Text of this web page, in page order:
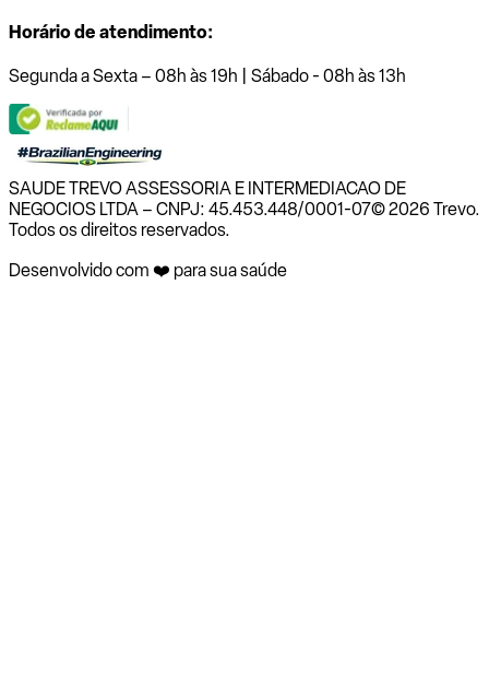
Horário de atendimento:
Segunda a Sexta – 08h às 19h | Sábado - 08h às 13h
SAUDE TREVO ASSESSORIA E INTERMEDIACAO DE
NEGOCIOS LTDA – CNPJ: 45.453.448/0001-07© 2026 Trevo.
Todos os direitos reservados.
Desenvolvido com ❤️ para sua saúde